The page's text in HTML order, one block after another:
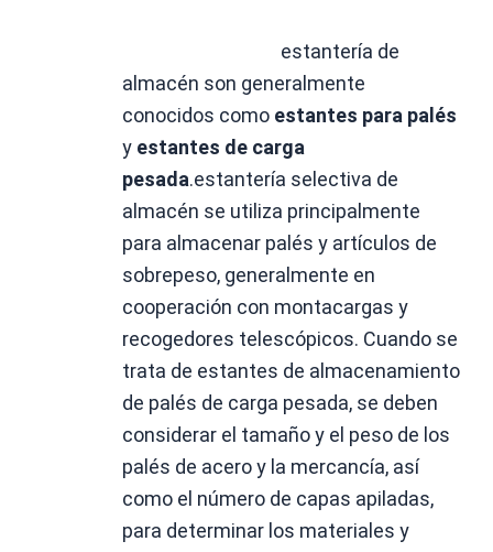
estantería de
almacén son generalmente
conocidos como
y estantes de carga
pesada.estantería selectiva de
almacén se utiliza principalmente
para almacenar palés y artículos de
sobrepeso, generalmente en
cooperación con montacargas y
recogedores telescópicos. Cuando se
trata de estantes de almacenamiento
de palés de carga pesada, se deben
considerar el tamaño y el peso de los
palés de acero y la mercancía, así
como el número de capas apiladas,
para determinar los materiales y